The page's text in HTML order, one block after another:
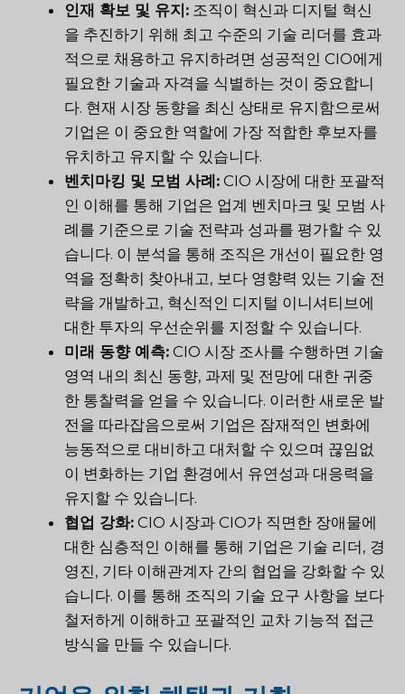
인재 확보 및 유지: 조직이 혁신과 디지털 혁신
을 추진하기 위해 최고 수준의 기술 리더를 효과
적으로 채용하고 유지하려면 성공적인 CIO에게
필요한 기술과 자격을 식별하는 것이 중요합니
다. 현재 시장 동향을 최신 상태로 유지함으로써
기업은 이 중요한 역할에 가장 적합한 후보자를
유치하고 유지할 수 있습니다.
벤치마킹 및 모범 사례: CIO 시장에 대한 포괄적
인 이해를 통해 기업은 업계 벤치마크 및 모범 사
례를 기준으로 기술 전략과 성과를 평가할 수 있
습니다. 이 분석을 통해 조직은 개선이 필요한 영
역을 정확히 찾아내고, 보다 영향력 있는 기술 전
략을 개발하고, 혁신적인 디지털 이니셔티브에
대한 투자의 우선순위를 지정할 수 있습니다.
미래 동향 예측: CIO 시장 조사를 수행하면 기술
영역 내의 최신 동향, 과제 및 전망에 대한 귀중
한 통찰력을 얻을 수 있습니다. 이러한 새로운 발
전을 따라잡음으로써 기업은 잠재적인 변화에
능동적으로 대비하고 대처할 수 있으며 끊임없
이 변화하는 기업 환경에서 유연성과 대응력을
유지할 수 있습니다.
협업 강화: CIO 시장과 CIO가 직면한 장애물에
대한 심층적인 이해를 통해 기업은 기술 리더, 경
영진, 기타 이해관계자 간의 협업을 강화할 수 있
습니다. 이를 통해 조직의 기술 요구 사항을 보다
철저하게 이해하고 포괄적인 교차 기능적 접근
방식을 만들 수 있습니다.